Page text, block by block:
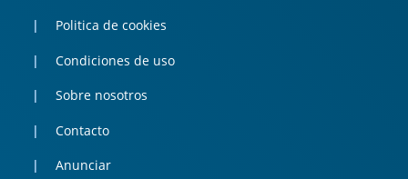
Politica de cookies
Condiciones de uso
Sobre nosotros
Contacto
Anunciar